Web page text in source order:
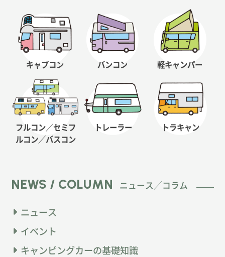
キャブコン バンコン 軽キャンパー
フルコン／セミフ
ルコン／バスコン
トレーラー トラキャン
NEWS / COLUMN ニュース／コラム
ニュース
イベント
キャンピングカーの基礎知識